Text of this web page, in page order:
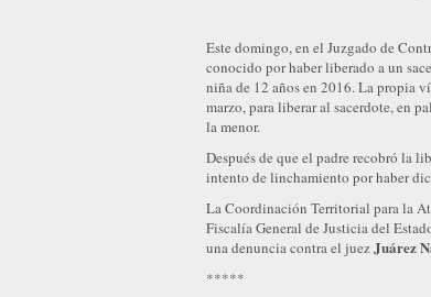
Este domingo, en el Juzgado de
conocido por haber liberado a un
niña de 12 años en 2016. La propia
marzo, para liberar al sacerdote, en
la menor.
Después de que el padre recobró la
intento de linchamiento por haber
La Coordinación Territorial para la
Fiscalía General de Justicia del
una denuncia contra el juezJuárez
*****